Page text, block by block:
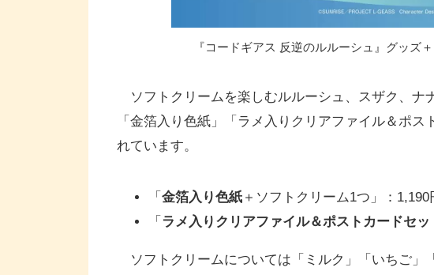
『コードギアス 反逆のルルーシュ』グッズ
ソフトクリームを楽しむルルーシュ、スザク、ナ
「金箔入り色紙」「ラメ入りクリアファイル＆ポ
れています。
「 金箔入り色紙 ＋ソフトクリーム1つ」：1,190
「 ラメ入りクリアファイル＆ポストカードセッ
ソフトクリームについては「ミルク」「いちご」